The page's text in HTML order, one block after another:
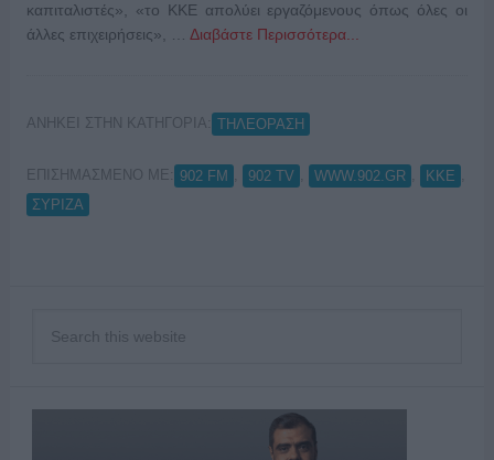
καπιταλιστές», «το ΚΚΕ απολύει εργαζόμενους όπως όλες οι
άλλες επιχειρήσεις», … Διαβάστε Περισσότερα...
ΑΝΗΚΕΙ ΣΤΗΝ ΚΑΤΗΓΟΡΙΑ: ΤΗΛΕΟΡΑΣΗ
ΕΠΙΣΗΜΑΣΜΕΝΟ ΜΕ: 902 FM 902 TV WWW.902.GR ΚΚΕ
ΣΥΡΙΖΑ